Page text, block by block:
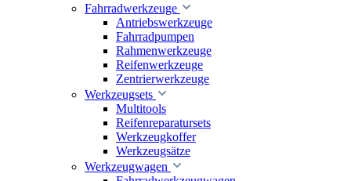
Fahrradwerkzeuge
Antriebswerkzeuge
Fahrradpumpen
Rahmenwerkzeuge
Reifenwerkzeuge
Zentrierwerkzeuge
Werkzeugsets
Multitools
Reifenreparatursets
Werkzeugkoffer
Werkzeugsätze
Werkzeugwagen